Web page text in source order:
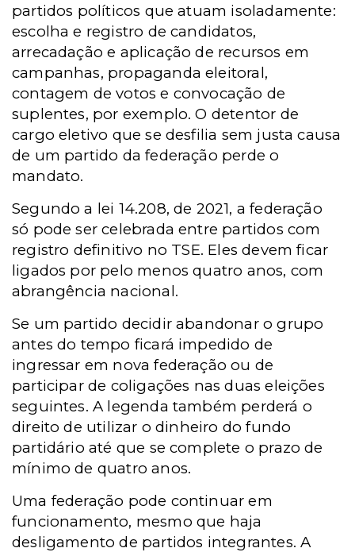
partidos políticos que atuam isoladamente:
escolha e registro de candidatos,
arrecadação e aplicação de recursos em
campanhas, propaganda eleitoral,
contagem de votos e convocação de
suplentes, por exemplo. O detentor de
cargo eletivo que se desfilia sem justa causa
de um partido da federação perde o
mandato.
Segundo a lei 14.208, de 2021, a federação
só pode ser celebrada entre partidos com
registro definitivo no TSE. Eles devem ficar
ligados por pelo menos quatro anos, com
abrangência nacional.
Se um partido decidir abandonar o grupo
antes do tempo ficará impedido de
ingressar em nova federação ou de
participar de coligações nas duas eleições
seguintes. A legenda também perderá o
direito de utilizar o dinheiro do fundo
partidário até que se complete o prazo de
mínimo de quatro anos.
Uma federação pode continuar em
funcionamento, mesmo que haja
desligamento de partidos integrantes. A